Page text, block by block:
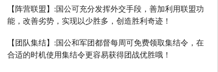
【阵营联盟】 :国公可充分发挥外交手段，善加利用联盟功
能，改善劣势，实现以少胜多，创造胜利奇迹！
【团队集结】 :国公和军团都督每周可免费领取集结令，在
合适的时机使用集结令更容易获得团战优胜哦！